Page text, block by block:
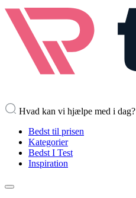
Hvad kan vi hjælpe med i dag?
Bedst til prisen
Kategorier
Bedst I Test
Inspiration